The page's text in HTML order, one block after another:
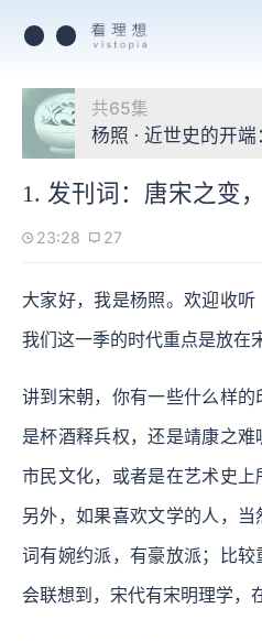
共65集
杨照 · 近世史的开端
1. 发刊词：唐宋之变
23:28 27
大家好，我是杨照。欢迎收听
我们这一季的时代重点是放在
讲到宋朝，你有一些什么样
是杯酒释兵权，还是靖康之
市民文化，或者是在艺术史上
另外，如果喜欢文学的人，
词有婉约派，有豪放派；比
会联想到，宋代有宋明理学，